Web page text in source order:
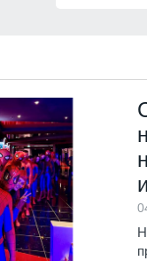
Водолази
джет в язовир
Смолян
Новото издание на
Столичната
библиотеки 2026"
Южния парк